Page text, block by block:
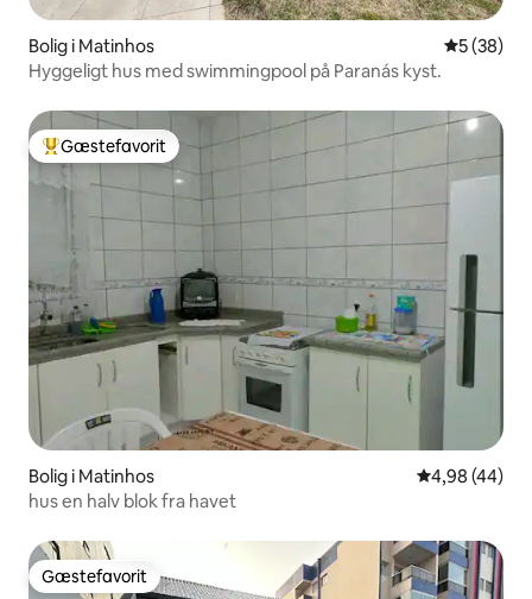
Bolig i Matinhos 5 ud af 5 i
5 (38)
Hyggeligt hus med swimmingpool på Paranás kyst.
Bedste gæstefavorit
Gæstefavorit
Bolig i Matinhos 4,98 ud af 5 i
4,98 (44)
hus en halv blok fra havet
Gæstefavorit
Gæstefavorit